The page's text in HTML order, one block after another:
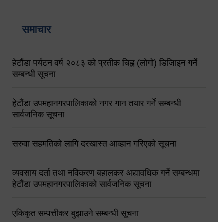
समाचार
हेटौंडा पर्यटन वर्ष २०८३ को प्रतीक चिह्न (लोगो) डिजिाइन गर्ने
सम्बन्धी सूचना
हेटौंडा उपमहानगरपालिकाको नगर गान तयार गर्ने सम्बन्धी
सार्वजनिक सूचना
सरुवा सहमतिको लागि दरखास्त आव्हान गरिएको सूचना
व्यवसाय दर्ता तथा नविकरण बहालकर अद्यावधिक गर्ने सम्बन्धमा
हेटौंडा उपमहानगरपालिकाको सार्वजनिक सूचना
एकिकृत सम्पत्तीकर बुझाउने सम्बन्धी सूचना